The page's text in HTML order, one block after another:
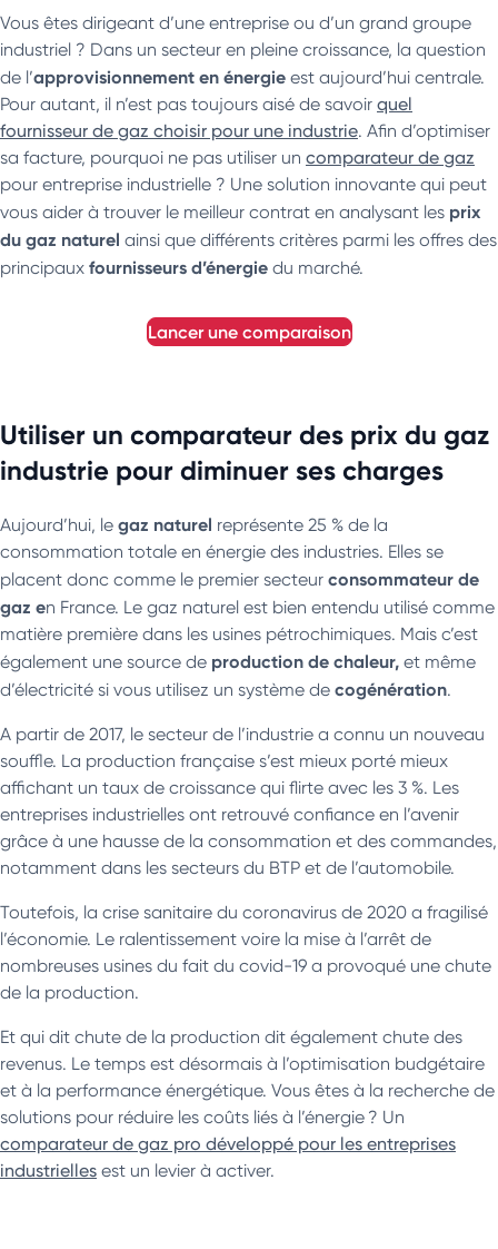
Vous êtes dirigeant d’une entreprise ou d’un grand groupe
industriel ? Dans un secteur en pleine croissance, la question
de l’approvisionnement en énergie est aujourd’hui centrale.
Pour autant, il n’est pas toujours aisé de savoir quel
fournisseur de gaz choisir pour une industrie. Afin d’optimiser
sa facture, pourquoi ne pas utiliser un comparateur de gaz
pour entreprise industrielle ? Une solution innovante qui peut
vous aider à trouver le meilleur contrat en analysant les prix
du gaz naturel ainsi que différents critères parmi les offres des
principaux fournisseurs d’énergie du marché.
lancer une comparaison
Utiliser un comparateur des prix du gaz
industrie pour diminuer ses charges
Aujourd’hui, le gaz naturel représente 25 % de la
consommation totale en énergie des industries. Elles se
placent donc comme le premier secteur consommateur de
gaz en France. Le gaz naturel est bien entendu utilisé comme
matière première dans les usines pétrochimiques. Mais c’est
également une source de production de chaleur, et même
d’électricité si vous utilisez un système de cogénération.
A partir de 2017, le secteur de l’industrie a connu un nouveau
souffle. La production française s’est mieux porté mieux
affichant un taux de croissance qui flirte avec les 3 %. Les
entreprises industrielles ont retrouvé confiance en l’avenir
grâce à une hausse de la consommation et des commandes,
notamment dans les secteurs du BTP et de l’automobile.
Toutefois, la crise sanitaire du coronavirus de 2020 a fragilisé
l’économie. Le ralentissement voire la mise à l’arrêt de
nombreuses usines du fait du covid-19 a provoqué une chute
de la production.
Et qui dit chute de la production dit également chute des
revenus. Le temps est désormais à l’optimisation budgétaire
et à la performance énergétique. Vous êtes à la recherche de
solutions pour réduire les coûts liés à l’énergie ? Un
comparateur de gaz pro développé pour les entreprises
industrielles est un levier à activer.